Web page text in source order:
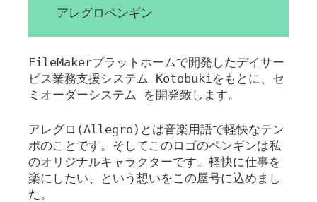
アレグロペンギン
FileMakerプラットホームで開発したデイサー
ビス業務支援システム Kotobukiをもとに、セ
ミオーダーシステム を開発致します。
アレグロ(Allegro)とは音楽用語で軽快なテン
ポのことです。そしてこのロゴのペンギンは私
のオリジナルキャラクターです。軽快に仕事を
楽にしたい、という想いをこの屋号に込めまし
た。